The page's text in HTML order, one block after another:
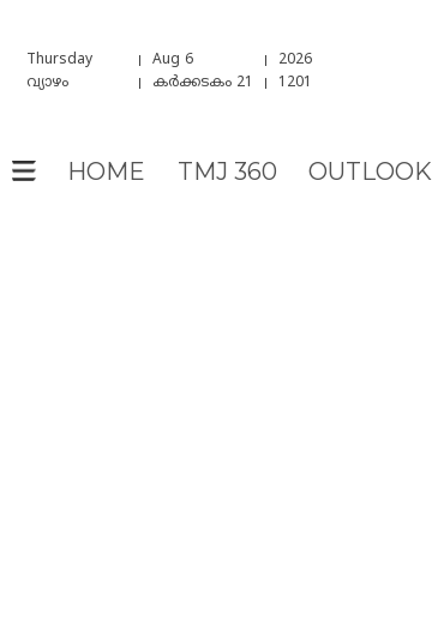
Thursday Aug 6
2026
വ്യാഴം
കർക്കടകം 21 1201
HOME TMJ 360 OUTLOOK